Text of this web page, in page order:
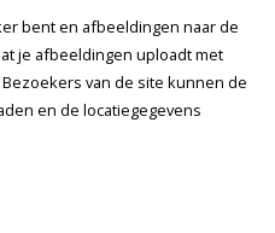
bent en afbeeldingen naar de
je afbeeldingen uploadt met
Bezoekers van de site kunnen de
en de locatiegegevens